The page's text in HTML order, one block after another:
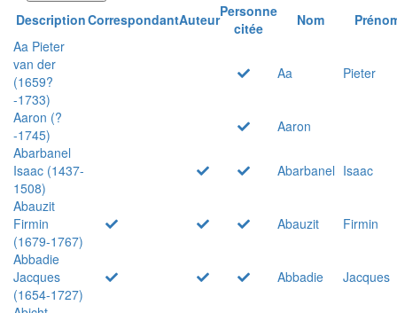
DescriptionCorrespondantAuteurPersonne
citée
Nom
Aa Pieter
van der
(1659?
-1733)
Aa Pieter
Aaron (?
-1745)
Aaron
Abarbanel
Isaac (1437-
1508)
Abarbanel Isaac
Abauzit
Firmin
(1679-1767)
Abauzit
Firmin
Abbadie
Jacques
(1654-1727)
Abbadie
Jacques